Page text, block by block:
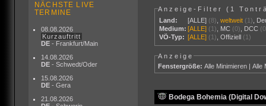
NÄCHSTE LIVE
TERMINE
08.08.2026
Kurzauftritt
DE - Frankfurt/Main
14.08.2026
DE - Schwedt/Oder
15.08.2026
DE - Gera
21.08.2026
Anzeige-Filter ( 1
Land:
[ALLE] (8) ,weltweit (1)
Medium: [ALLE] (1) MC (0) DCC
VÖ-Typ: [ALLE] (1) ,Offiziell (1)
Anzeige
Fenstergröße: Alle Minimieren |Alle
Bodega Bohemia (Digital